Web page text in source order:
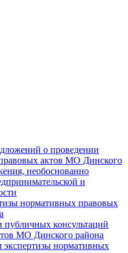
о проведении
актов МО Динского
необоснованно
и
нормативных правовых
публичных консультаций
МО Динского района
экспертизы нормативных